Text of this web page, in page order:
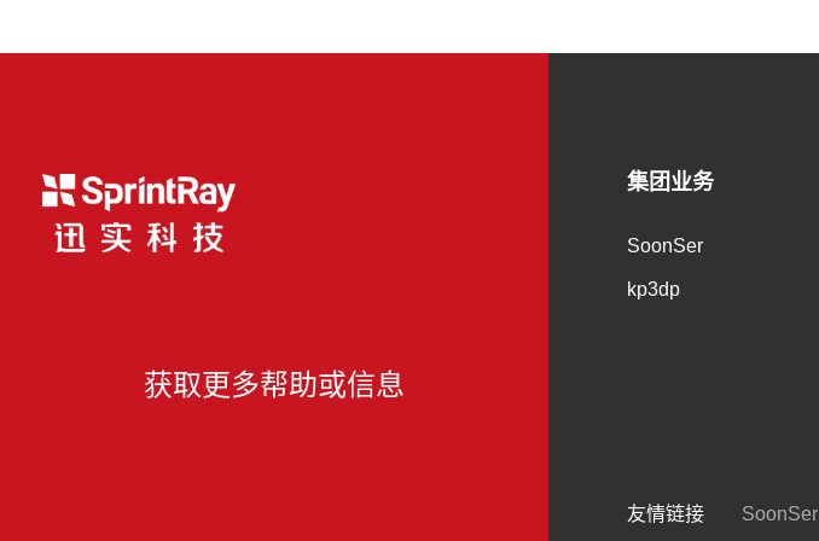
获取更多帮助或信息
集团业务
SoonSer
kp3dp
友情链接 SoonSer